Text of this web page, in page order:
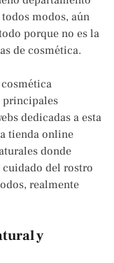
modos, aún
porque no es la
de cosmética.
principales
dedicadas a esta
tienda online
donde
cuidado del rostro
realmente
y